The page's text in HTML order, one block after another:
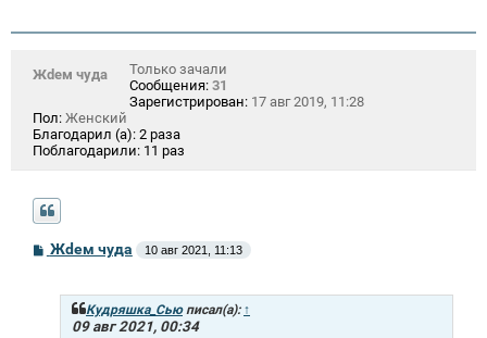
и
Жdем чуда
Только зачали
Сообщения: 31
Зарегистрирован: 17 авг 2019, 11:28
Пол: Женский
Благодарил (а): 2 раза
Поблагодарили: 11 раз
СЖdем чуда 10 авг 2021, 11:13
Кудряшка_Сьюписал(а): ↑
09 авг 2021, 00:34